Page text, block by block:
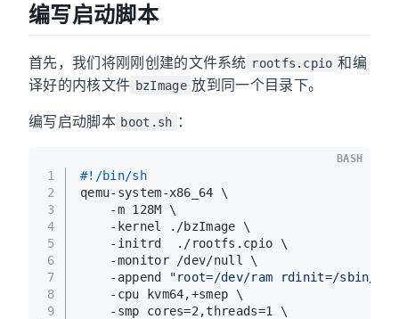
编写启动脚本
首先，我们将刚刚创建的文件系统 rootfs.cpio 和编
译好的内核文件 bzImage 放到同一个目录下。
编写启动脚本 boot.sh ：
1
2
3
4
5
6
7
8
9
#!/bin/sh
qemu-system-x86_64 \
    -m 128M \
    -kernel ./bzImage \
    -initrd  ./rootfs.cpio \
    -monitor /dev/null \
    -append
"root=/dev/ram rdinit=/sbin/
    -cpu kvm64,+smep \
    -smp cores=2,threads=1 \
BASH